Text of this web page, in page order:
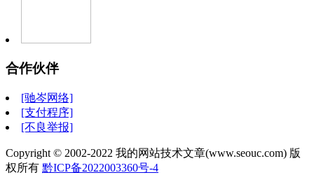
合作伙伴
[驰岑网络]
[支付程序]
[不良举报]
Copyright © 2002-2022 我的网站技术文章(www.seouc.com) 版
权所有 黔ICP备2022003360号-4